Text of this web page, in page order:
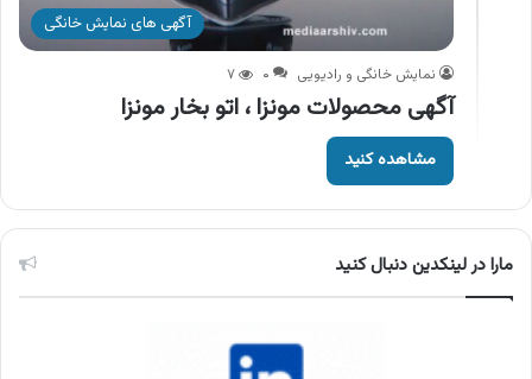
آگهی های نمایش خانگی
نمایش خانگی و رادیویی ۰ ۷
آگهی محصولات مونزا ، اتو بخار مونزا
مشاهده کنید
مارا در لینکدین دنبال کنید